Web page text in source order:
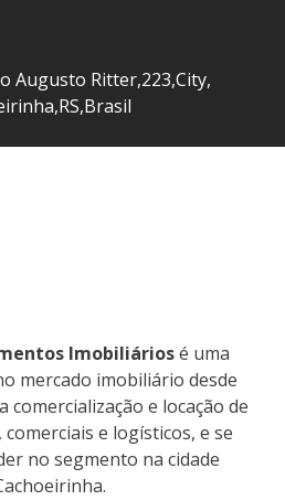
Augusto Ritter,223,City,
,RS,Brasil
Imobiliáriosé uma
mercado imobiliário desde
comercialização e locação de
e logísticos, e se
no segmento na cidade